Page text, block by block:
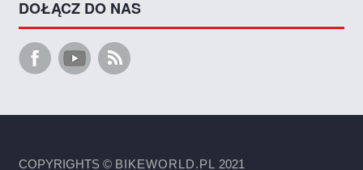
DOŁĄCZ DO NAS
COPYRIGHTS © BIKEWORLD.PL 2021